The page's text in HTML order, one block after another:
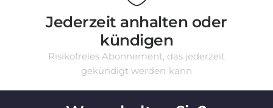
Jederzeit anhalten oder
kündigen
Risikofreies Abonnement, das jederzeit
gekündigt werden kann